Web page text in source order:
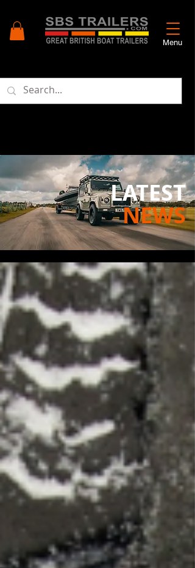
Menu
LATEST
NEWS